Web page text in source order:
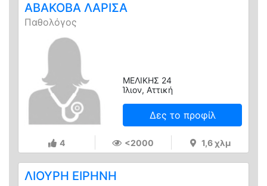
ΑΒΑΚΟΒΑ ΛΑΡΙΣΑ
Παθολόγος
ΜΕΛΙΚΗΣ 24
Ίλιον, Αττική
Δες το προφίλ
4 <2000 1,6 χλμ
ΛΙΟΥΡΗ ΕΙΡΗΝΗ